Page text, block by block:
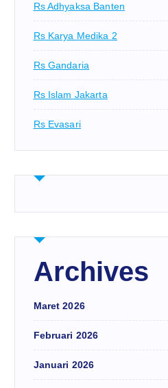
Rs Adhyaksa Banten
Rs Karya Medika 2
Rs Gandaria
Rs Islam Jakarta
Rs Evasari
Archives
Maret 2026
Februari 2026
Januari 2026